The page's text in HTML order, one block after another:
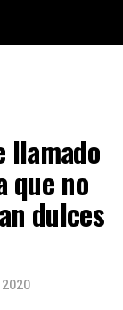
llamado
que no
dulces